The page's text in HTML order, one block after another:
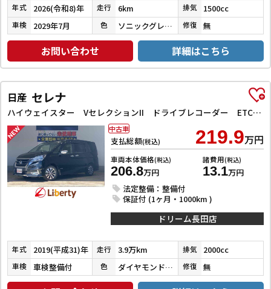
年式 2026(令和8)年 走行 6km 排気 1500cc
車検 2029年7月 色 ソニックグレーパール 修復 無
お問い合わせ 詳細はこちら
日産 セレナ
ハイウェイスター VセレクションII ドライブレコーダー ETC 全周囲カメラ ナビ TV クリアランスソナー オートクルーズコントロール パークアシスト 衝突被害軽減システム 両側電動スライドドア オートライト LEDヘッドランプ
支払総額(税込) 219.9万円
車両本体価格(税込)
206.8万円
諸費用(税込)
13.1万円
法定整備：整備付
保証付 (1ヶ月・1000km )
中古車
ドリーム長田店
年式 2019(平成31)年 走行 3.9万km 排気 2000cc
車検 車検整備付 色 ダイヤモンドブラックパール 修復 無